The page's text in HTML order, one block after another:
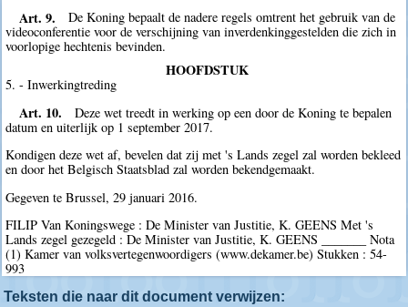
Art. 9.
De Koning bepaalt de nadere regels omtrent het gebruik van de
videoconferentie voor de verschijning van inverdenkinggestelden die zich in
voorlopige hechtenis bevinden.
HOOFDSTUK
5. - Inwerkingtreding
Art. 10.
Deze wet treedt in werking op een door de Koning te bepalen
datum en uiterlijk op 1 september 2017.
Kondigen deze wet af, bevelen dat zij met 's Lands zegel zal worden bekleed
en door het Belgisch Staatsblad zal worden bekendgemaakt.
Gegeven te Brussel, 29 januari 2016.
FILIP Van Koningswege : De Minister van Justitie, K. GEENS Met 's
Lands zegel gezegeld : De Minister van Justitie, K. GEENS _______ Nota
(1) Kamer van volksvertegenwoordigers (www.dekamer.be) Stukken : 54-
993
Teksten die naar dit document verwijzen: